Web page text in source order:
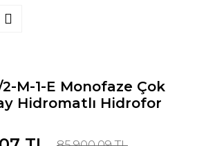
2-M-1-E Monofaze Çok
Hidromatlı Hidrofor